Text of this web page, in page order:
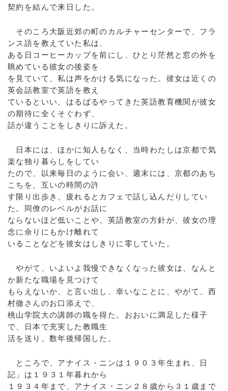
契約を結んで来日した。
そのころ大阪近郊の町のカルチャーセンターで、フラ
ンス語を教えていた私は、
ある日コーヒーカップを前にし、ひとり茫然と窓の外を
眺めている彼女の後姿を
を見ていて、私は声をかける気になった。彼女は近くの
英会話教室で英語を教え
ているといい、はるばるやってきた英語教育機関が彼女
の期待に全くそぐわず、
話が違うことをしきりに訴えた。
日本には、ほかに知人もなく、当時わたしは京都で気
楽な独り暮らしをしてい
たので、以来毎日のように会い、週末には、京都のあち
こちを、互いの時間の許
す限り出歩き、疲れるとカフェで話し込んだりしてい
た。同僚のレベルがお話に
ならないほど低いことや、英語教室の方針が、彼女の理
念に余りにもかけ離れて
いることなどを彼女はしきりに零していた。
やがて、いよいよ我慢できなくなった彼女は、なんと
か新たな職場を見つけて
もらえないか、と言い出し、幸いなことに、やがて、西
村徹さんのお口添えで、
桃山学院大の講師の職を得た。おおいに満足した様子
で、日本で充実した教職生
活を送り、数年後帰国した。
ところで、アナイス・ニンは１９０３年生まれ、日
記」は１９３１年暮れから
１９３４年まで、アナイス・ニン２８歳から３１歳まで